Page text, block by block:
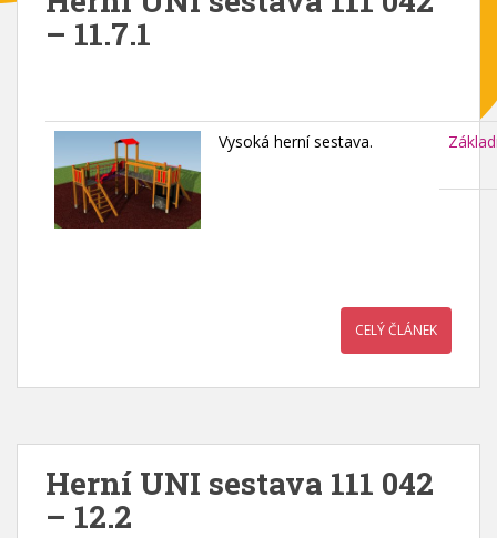
– 11.7.1
Vysoká herní sestava.
CELÝ ČLÁNEK
Herní UNI sestava 111 042
– 12.2